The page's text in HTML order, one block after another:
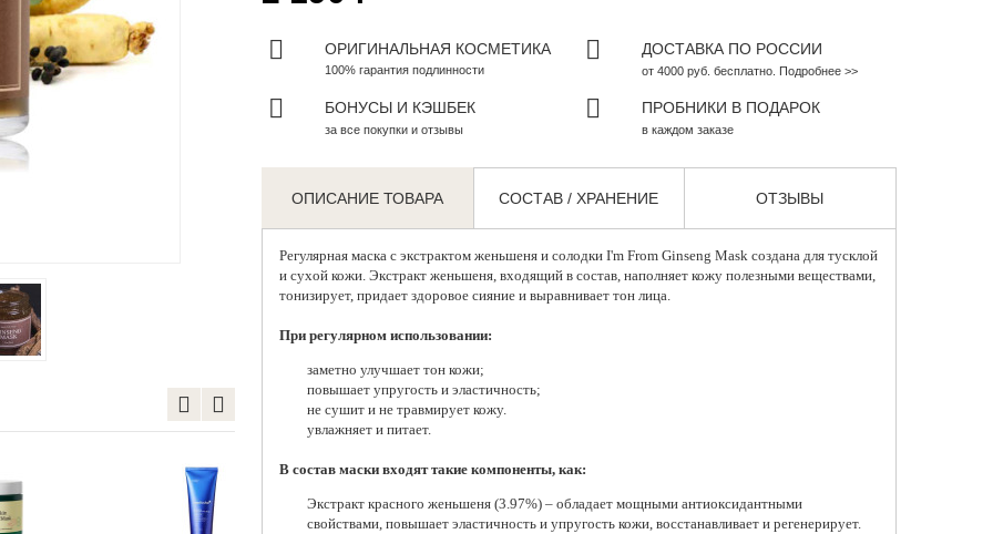
ОРИГИНАЛЬНАЯ КОСМЕТИКА
100% гарантия подлинности
ДОСТАВКА ПО РОССИИ
от 4000 руб. бесплатно. Подробнее >>
БОНУСЫ И КЭШБЕК
за все покупки и отзывы
ПРОБНИКИ В ПОДАРОК
в каждом заказе
ОПИСАНИЕ ТОВАРА СОСТАВ / ХРАНЕНИЕ ОТЗЫВЫ
Регулярная маска с экстрактом женьшеня и солодки I'm FromGinseng Mask создана для тусклой
и сухой кожи. Экстракт женьшеня, входящий в состав, наполняет кожу полезными веществами,
тонизирует, придает здоровое сияние и выравнивает тон лица.
При регулярном использовании:
заметно улучшает тон кожи;
повышает упругость и эластичность;
не сушит и не травмирует кожу.
увлажняет и питает.
В состав маски входят такие компоненты, как:
Экстракт красного женьшеня (3.97%) – обладает мощными антиоксидантными
свойствами, повышает эластичность и упругость кожи, восстанавливает и регенерирует.